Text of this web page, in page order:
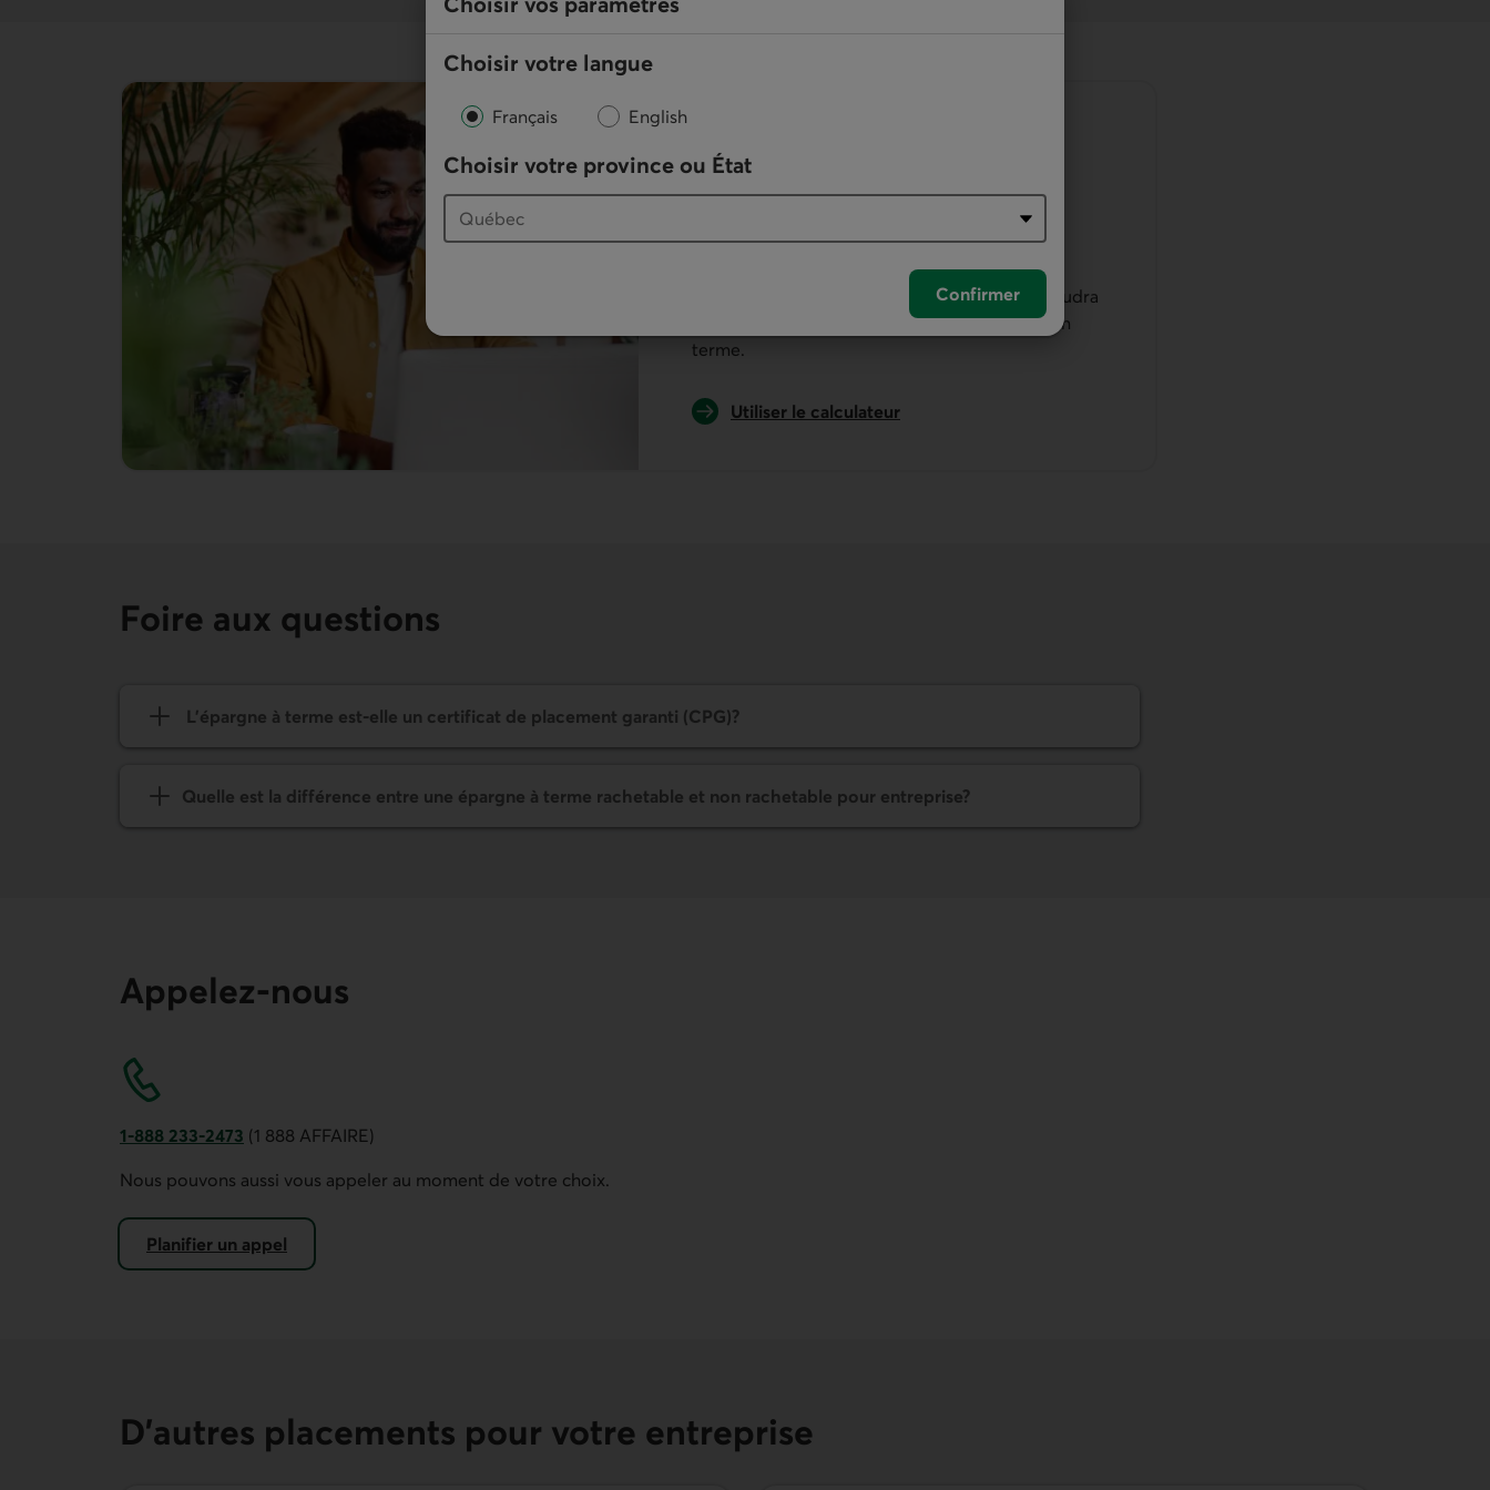
Choisir votre langue
Français English
Choisir votre province ou État
Confirmer
Calcu­l­ez la valeur de
votre place­ment à son
échéance
Notre outil vous permet de savoir combien vaudra
le placement de votre entreprise à la fin de son
terme.
Utiliser le calculateur
Foire aux questions
L’épargne à terme est-elle un certificat de placement garanti (CPG)?
Quelle est la différence entre une épargne à terme rachetable et non rachetable pour entreprise?
Appelez-nous
1-888 233-2473 (1 888 AFFAIRE)
Nous pouvons aussi vous appeler au moment de votre choix.
Planifier un appel
pour ouvrir une épargne à terme
D’autres placements pour votre entreprise